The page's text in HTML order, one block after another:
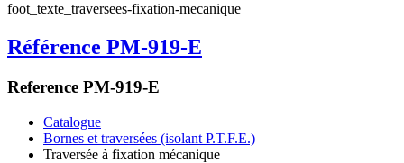
foot_texte_traversees-fixation-mecanique
Référence PM-919-E
Reference PM-919-E
Catalogue
Bornes et traversées (isolant P.T.F.E.)
Traversée à fixation mécanique